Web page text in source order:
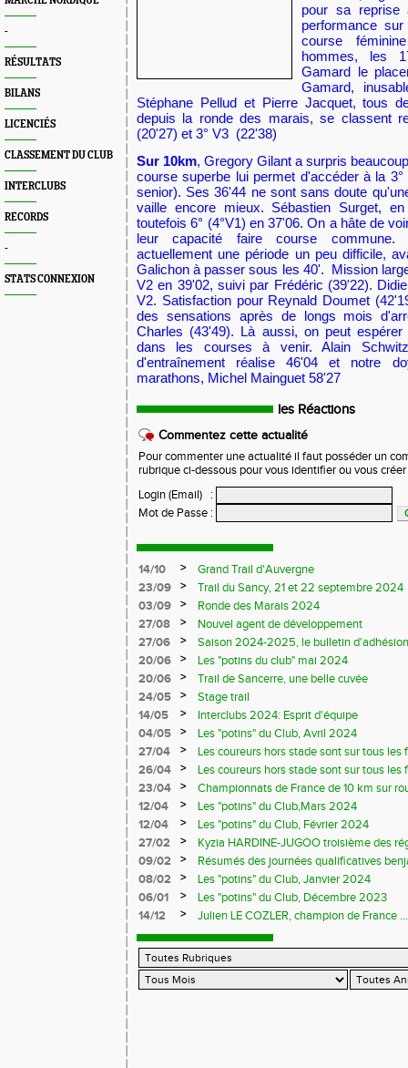
-
RÉSULTATS
BILANS
LICENCIÉS
CLASSEMENT DU CLUB
INTERCLUBS
RECORDS
-
STATS CONNEXION
pour sa reprise
performance
course
hommes, les
Gamard le
Gamard,
Stéphane Pellud et Pierre Jacquet, tous
depuis la ronde des marais, se classent
(20'27) et 3° V3 (22'38)
Sur 10km, Gregory Gilant a surpris
course superbe lui permet d'accéder à la
senior). Ses 36'44 ne sont sans doute
vaille encore mieux. Sébastien Surget,
toutefois 6° (4°V1) en 37'06. On a hâte de
leur capacité faire course commune.
actuellement une période un peu difficile,
Galichon à passer sous les 40'. Mission
V2 en 39'02, suivi par Frédéric (39'22).
V2. Satisfaction pour Reynald Doumet
des sensations après de longs mois
Charles (43'49). Là aussi, on peut
dans les courses à venir. Alain
d'entraînement réalise 46'04 et notre
marathons, Michel Mainguet 58'27
les Réactions
Commentez cette actualité
Pour commenter une actualité il faut posséder un
rubrique ci-dessous pour vous identifier ou vous
Login (Email)
:
Mot de Passe :
14/10 >
Grand Trail d'Auvergne
23/09
>
Trail du Sancy, 21 et 22 septembre 2024
03/09
>
Ronde des Marais 2024
27/08
>
Nouvel agent de développement
27/06
>
Saison 2024-2025, le bulletin
20/06
>
Les "potins du club" mai 2024
20/06
>
Trail de Sancerre, une belle cuvée
24/05
>
Stage trail
14/05
>
Interclubs 2024: Esprit d'équipe
04/05
>
Les "potins" du Club, Avril 2024
27/04
>
Les coureurs hors stade sont sur tous les
26/04
>
Les coureurs hors stade sont sur tous les
23/04
>
Championnats de France de 10 km sur
12/04
>
Les "potins" du Club,Mars 2024
12/04
>
Les "potins" du Club, Février 2024
27/02
>
Kyzia HARDINE-JUGOO troisième des
09/02
>
Résumés des journées qualificatives
08/02
>
Les "potins" du Club, Janvier 2024
06/01
>
Les "potins" du Club, Décembre 2023
14/12
> Julien LE COZLER, champion de France ...